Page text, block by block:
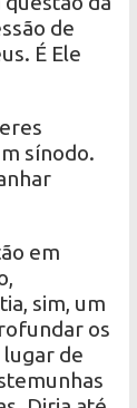
de
É Ele
sínodo.
em
sim, um
os
de